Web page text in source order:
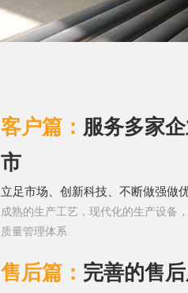
客户篇： 服务多家
市
立足市场、创新科技、不断做强做
成熟的生产工艺，现代化的生产设备
质量管理体系
售后篇： 完善的售